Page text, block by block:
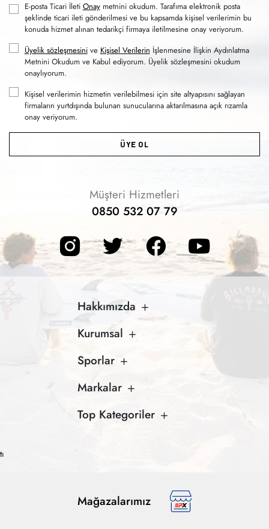
E-posta Ticari İleti Onaymetnini okudum. Tarafıma elektronik posta
şeklinde ticari ileti gönderilmesi ve bu kapsamda kişisel verilerimin bu
konuda hizmet alınan tedarikçi firmaya iletilmesine onay veriyorum.
Üyelik sözleşmesinive Kişisel Verilerin İşlenmesine İlişkin Aydınlatma
Metnini Okudum ve Kabul ediyorum. Üyelik sözleşmesini okudum
onaylıyorum.
Kişisel verilerimin hizmetin verilebilmesi için site altyapısını sağlayan
firmaların yurtdışında bulunan sunucularına aktarılmasına açık rızamla
onay veriyorum.
ÜYE OL
Müşteri Hizmetleri
0850 532 07 79
Hakkımızda
Kurumsal
Sporlar
Markalar
Top Kategoriler
Mağazalarımız